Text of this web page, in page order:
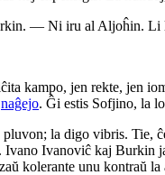
— Ni iru al Aljoĥin. Li
kampo, jen rekte, jen
naĝejo. Ĝi estis Sofjino, la
la digo vibris. Tie,
Ivano Ivanoviĉ kaj Burkin
kolerante unu kontraŭ la